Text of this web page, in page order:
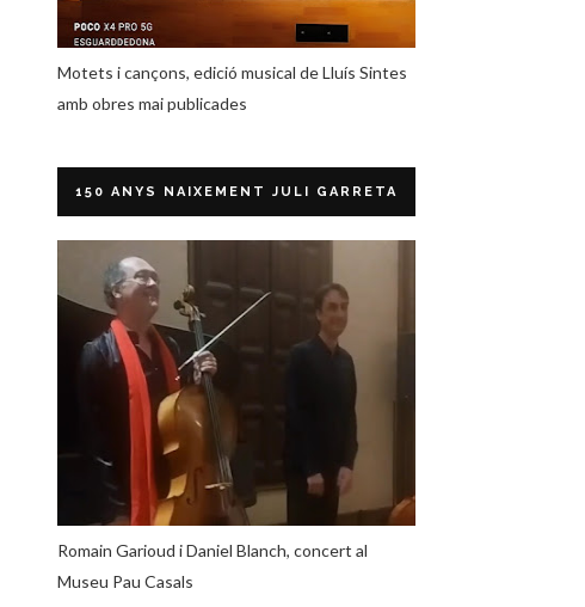
Motets i cançons, edició musical de Lluís Sintes
amb obres mai publicades
150 ANYS NAIXEMENT JULI GARRETA
Romain Garioud i Daniel Blanch, concert al
Museu Pau Casals